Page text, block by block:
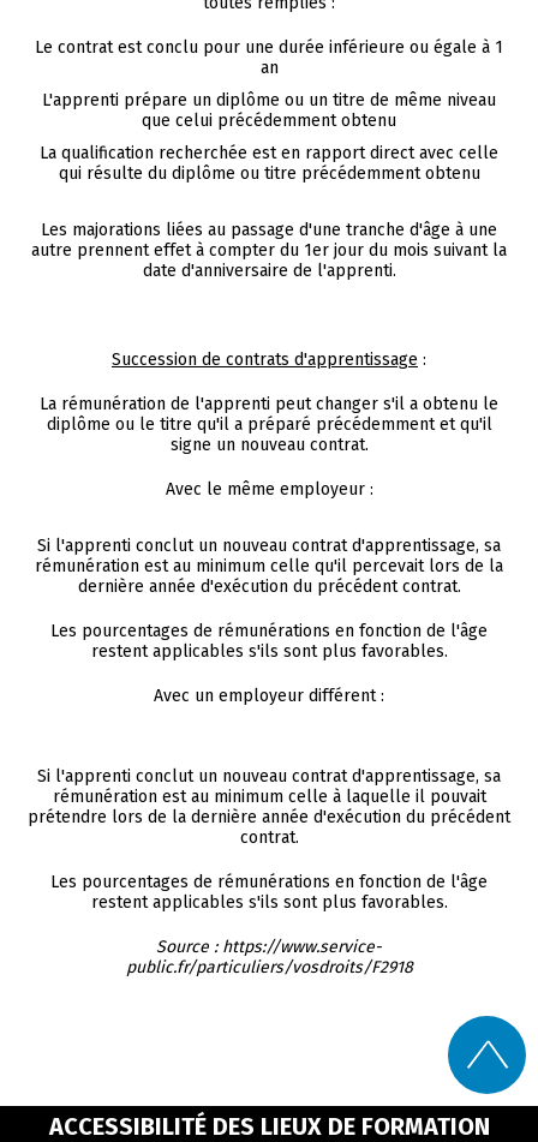
Le contrat est conclu pour une durée inférieure ou égale à 1
an
L'apprenti prépare un diplôme ou un titre de même niveau
que celui précédemment obtenu
La qualification recherchée est en rapport direct avec celle
qui résulte du diplôme ou titre précédemment obtenu
Les majorations liées au passage d'une tranche d'âge à une
autre prennent effet à compter du 1er jour du mois suivant la
date d'anniversaire de l'apprenti.
Succession de contrats d'apprentissage :
La rémunération de l'apprenti peut changer s'il a obtenu le
diplôme ou le titre qu'il a préparé précédemment et qu'il
signe un nouveau contrat.
Avec le même employeur :
Si l'apprenti conclut un nouveau contrat d'apprentissage, sa
rémunération est au minimum celle qu'il percevait lors de la
dernière année d'exécution du précédent contrat.
Les pourcentages de rémunérations en fonction de l'âge
restent applicables s'ils sont plus favorables.
Avec un employeur différent :
Si l'apprenti conclut un nouveau contrat d'apprentissage, sa
rémunération est au minimum celle à laquelle il pouvait
prétendre lors de la dernière année d'exécution du précédent
contrat.
Les pourcentages de rémunérations en fonction de l'âge
restent applicables s'ils sont plus favorables.
Source : https://www.service-
public.fr/particuliers/vosdroits/F2918
ACCESSIBILITÉ DES LIEUX DE FORMATION